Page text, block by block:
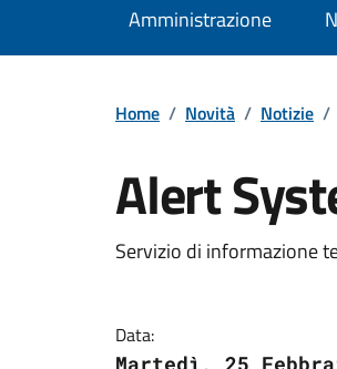
Amministrazione
Home / Novità / Notizie /
Alert
Servizio di informazione
Data:
Martedì, 25